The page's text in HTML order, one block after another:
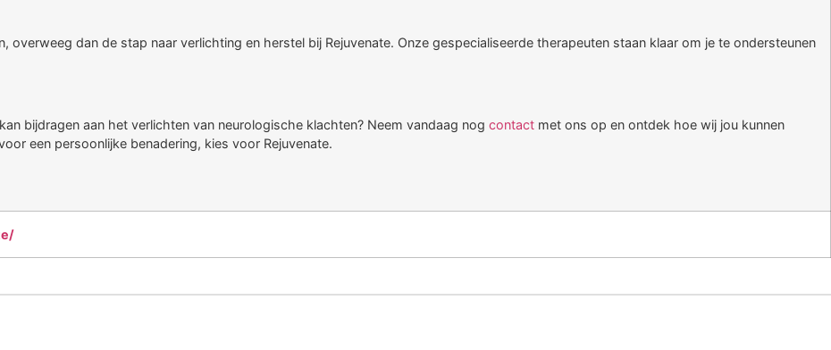
overweeg dan de stap naar verlichting en herstel bij Rejuvenate. Onze gespecialiseerde therapeuten staan klaar om je te ondersteunen
kan bijdragen aan het verlichten van neurologische klachten? Neem vandaag nog contact met ons op en ontdek hoe wij jou kunnen
een persoonlijke benadering, kies voor Rejuvenate.